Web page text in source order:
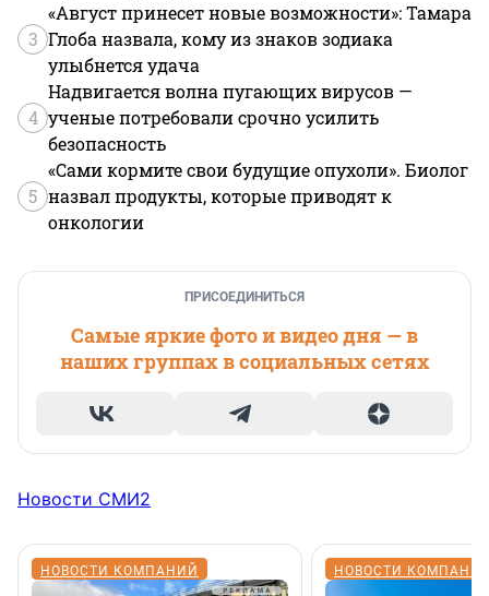
3
«Август принесет новые возможности»: Тамара
Глоба назвала, кому из знаков зодиака
улыбнется удача
4
Надвигается волна пугающих вирусов —
ученые потребовали срочно усилить
безопасность
5
«Сами кормите свои будущие опухоли». Биолог
назвал продукты, которые приводят к
онкологии
ПРИСОЕДИНИТЬСЯ
Самые яркие фото и видео дня — в
наших группах в социальных сетях
Новости СМИ2
НОВОСТИ КОМПАНИЙ НОВОСТИ